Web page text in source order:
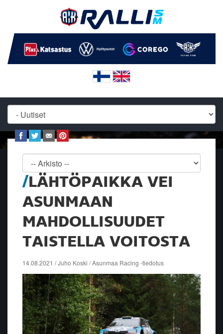
LÄHTÖPAIKKA VEI
ASUNMAAN
MAHDOLLISUUDET
TAISTELLA VOITOSTA
14.08.2021 / Juho Koski / Asunmaa Racing -tiedotus